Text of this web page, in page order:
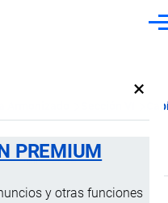
×
PREMIUM
y otras funciones
18 Julio, 2024